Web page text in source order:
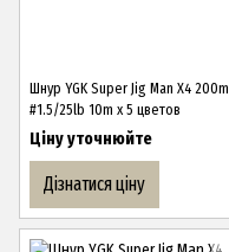
Шнур YGK Super Jig Man X4 200m
#1.5/25lb 10m x 5 цветов
Ціну уточнюйте
Дізнатися ціну